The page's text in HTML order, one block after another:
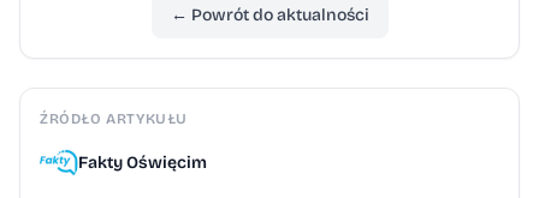
← Powrót do aktualności
ŹRÓDŁO ARTYKUŁU
Fakty Oświęcim